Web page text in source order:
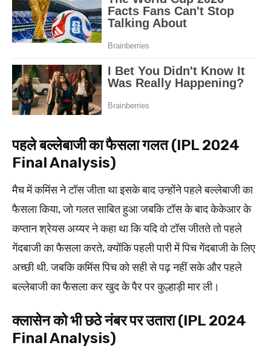
पहले बल्लेबाजी का फैसला गलत (IPL 2024
Final Analysis)
मैच में कमिंस ने टॉस जीता था इसके बाद उन्होंने पहले बल्लेबाजी का
फैसला किया, जो गलत साबित हुआ जबकि टॉस के बाद केकेआर के
कप्तान श्रेयस अय्यर ने कहा था कि यदि वो टॉस जीतते तो पहले
गेंदबाजी का फैसला करते, क्योंकि पहली पारी में पिच गेंदबाजी के लिए
अच्छी थी. जबकि कमिंस पिच को सही से पढ़ नहीं सके और पहले
बल्लेबाजी का फैसला कर खुद के पैर पर कुल्हाड़ी मार ली।
क्लासेन को भी छठे नंबर पर उतारा (IPL 2024
Final Analysis)